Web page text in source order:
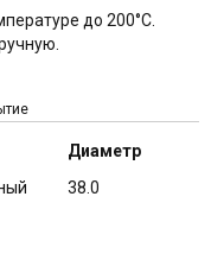
до 200°C.
Диаметр
38.0